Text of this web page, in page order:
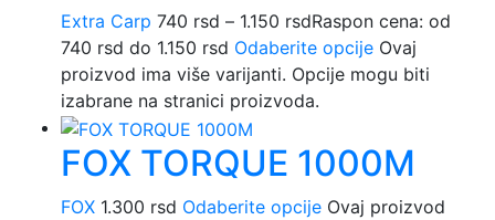
Extra Carp 740 rsd – 1.150 rsdRaspon cena: od
740 rsd do 1.150 rsd Odaberite opcije Ovaj
proizvod ima više varijanti. Opcije mogu biti
izabrane na stranici proizvoda.
FOX TORQUE 1000M
FOX 1.300 rsd Odaberite opcije Ovaj proizvod